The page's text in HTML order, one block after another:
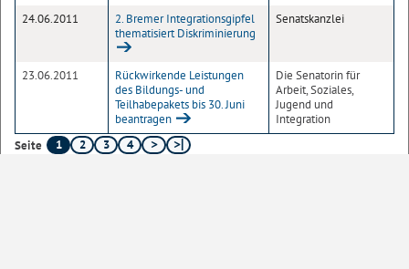
24.06.2011
2. Bremer Integrationsgipfel
thematisiert Diskriminierung
Senatskanzlei
23.06.2011
Rückwirkende Leistungen
des Bildungs- und
Teilhabepakets bis 30. Juni
beantragen
Die Senatorin für
Arbeit, Soziales,
Jugend und
Integration
Seite
1 2 3
4